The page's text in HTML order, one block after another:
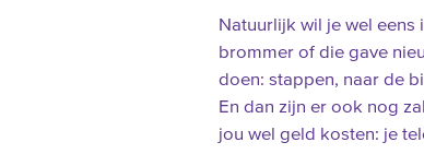
Natuurlijk wil je wel
brommer of die gave
doen: stappen, naar de
En dan zijn er ook nog
jou wel geld kosten: je